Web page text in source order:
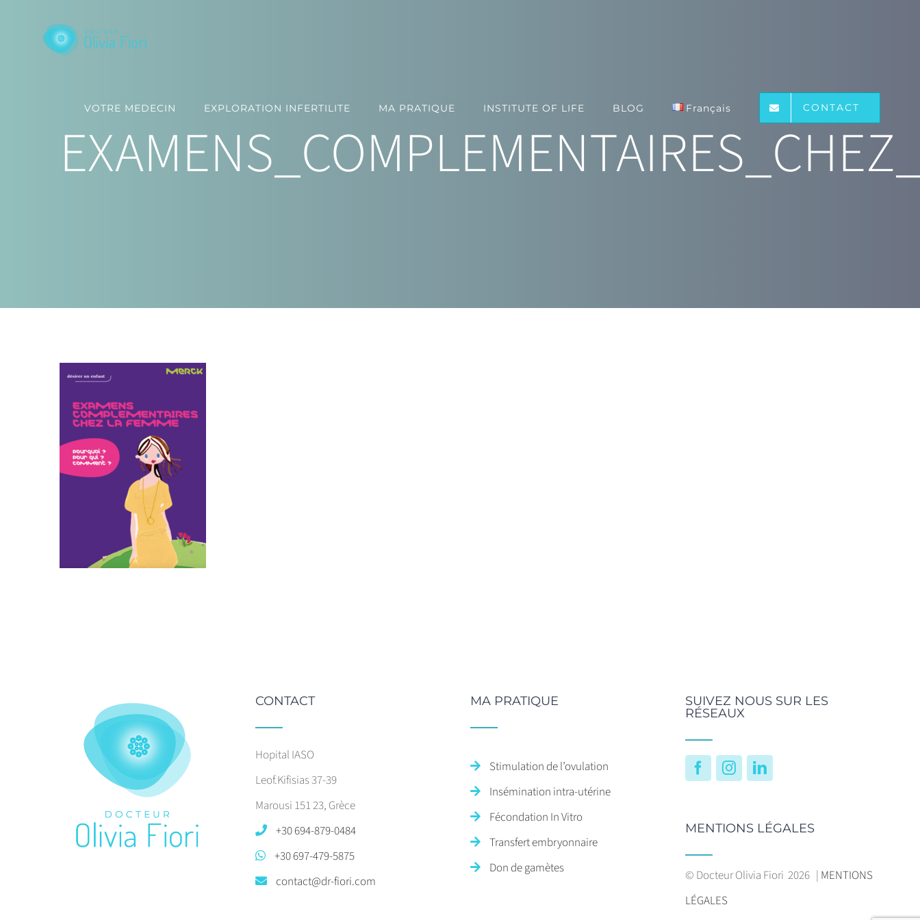
VOTRE MEDECIN EXPLORATION INFERTILITE MA PRATIQUE INSTITUTE OF LIFE BLOG Français CONTACT
CONTACT
Hopital IASO
Leof.Kifisias 37-39
Marousi 151 23, Grèce
+30 694-879-0484
+30 697-479-5875
contact@dr-fiori.com
MA PRATIQUE
Stimulation de l’ovulation
Insémination intra-utérine
Fécondation In Vitro
Transfert embryonnaire
Don de gamètes
SUIVEZ NOUS SUR LES
RÉSEAUX
FacebookInstagramLinkedIn
MENTIONS LÉGALES
© Docteur Olivia Fiori2026 | MENTIONS
LÉGALES